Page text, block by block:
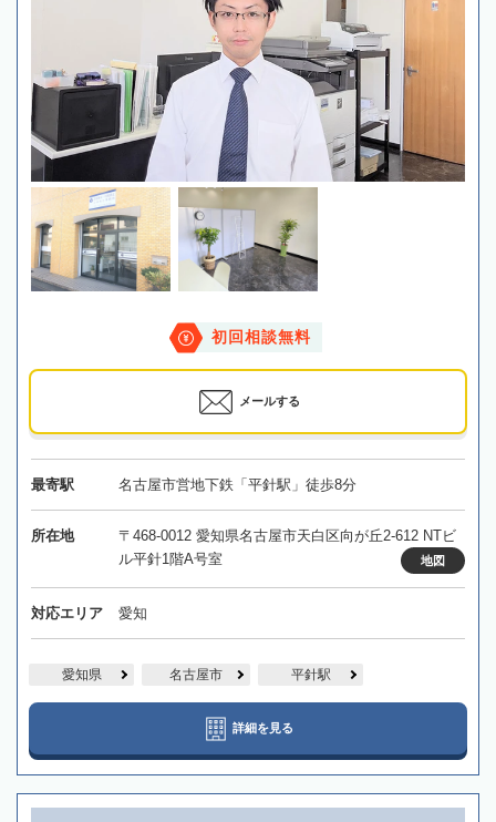
初回相談無料
メールする
最寄駅 名古屋市営地下鉄「平針駅」徒歩8分
所在地
〒468-0012 愛知県名古屋市天白区向が丘2-612 NTビ
ル平針1階A号室
地図
対応エリア 愛知
愛知県 名古屋市 平針駅
詳細を見る